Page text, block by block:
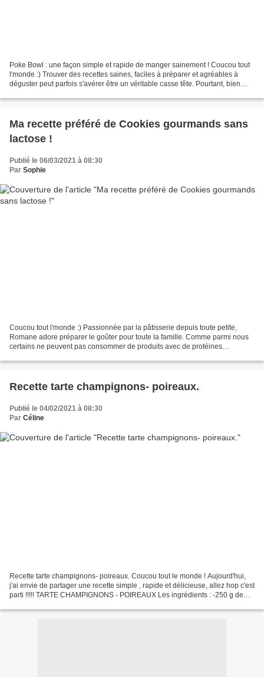
Poke Bowl : une façon simple et rapide de manger sainement ! Coucou tout
l'monde :) Trouver des recettes saines, faciles à préparer et agréables à
déguster peut parfois s'avérer être un véritable casse tête. Pourtant, bien
Ma recette préféré de Cookies gourmands sans
lactose !
Publié le 06/03/2021 à 08:30
Par Sophie
Coucou tout l'monde :) Passionnée par la pâtisserie depuis toute petite,
Romane adore préparer le goûter pour toute la famille. Comme parmi nous
certains ne peuvent pas consommer de produits avec de protéines
Recette tarte champignons- poireaux.
Publié le 04/02/2021 à 08:30
Par Céline
Recette tarte champignons- poireaux. Coucou tout le monde ! Aujourd'hui,
j'ai envie de partager une recette simple , rapide et délicieuse, allez hop c'est
parti !!!!! TARTE CHAMPIGNONS - POIREAUX Les ingrédients : -250 g de